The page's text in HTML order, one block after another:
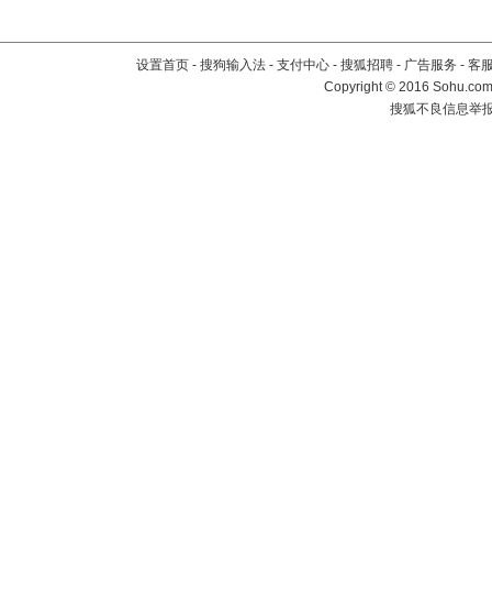
设置首页 - 搜狗输入法 - 支付中心 - 搜狐招聘 - 广告服务 - 客
Copyright©2016
搜狐不良信息举